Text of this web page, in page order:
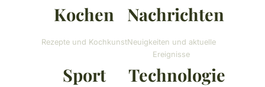
Kochen
Rezepte und Kochkunst
Nachrichten
Neuigkeiten und aktuelle
Ereignisse
Sport Technologie